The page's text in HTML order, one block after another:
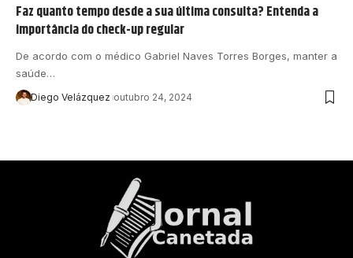
Faz quanto tempo desde a sua última consulta? Entenda a
importância do check-up regular
De acordo com o médico Gabriel Naves Torres Borges, manter a
saúde…
Diego Velázquez outubro 24, 2024